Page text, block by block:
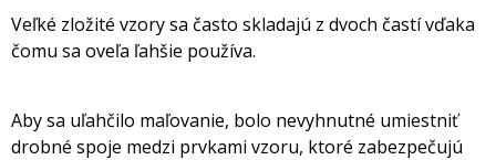
Veľké zložité vzory sa často skladajú z dvoch častí vďaka
čomu sa oveľa ľahšie používa.
Aby sa uľahčilo maľovanie, bolo nevyhnutné umiestniť
drobné spoje medzi prvkami vzoru, ktoré zabezpečujú